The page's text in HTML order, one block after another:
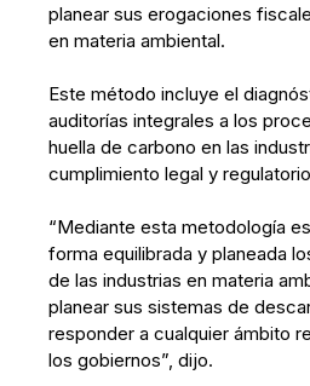
planear sus erogaciones
en materia ambiental.
Este método incluye el
auditorías integrales a los
huella de carbono en las
cumplimiento legal y
“Mediante esta metodología
forma equilibrada y planeada
de las industrias en materia
planear sus sistemas de
responder a cualquier ámbito
los gobiernos”, dijo.